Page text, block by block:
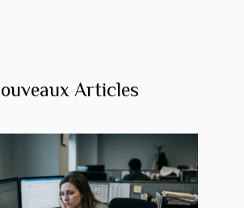
Articles